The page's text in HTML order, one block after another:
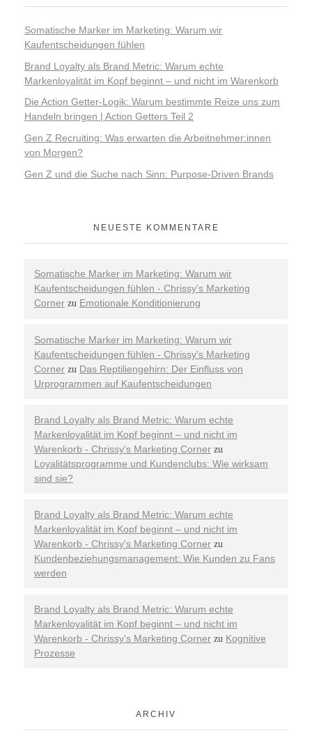
Somatische Marker im Marketing: Warum wir
Kaufentscheidungen fühlen
Brand Loyalty als Brand Metric: Warum echte
Markenloyalität im Kopf beginnt – und nicht im Warenkorb
Die Action Getter-Logik: Warum bestimmte Reize uns zum
Handeln bringen | Action Getters Teil 2
Gen Z Recruiting: Was erwarten die Arbeitnehmer:innen
von Morgen?
Gen Z und die Suche nach Sinn: Purpose-Driven Brands
NEUESTE KOMMENTARE
Somatische Marker im Marketing: Warum wir
Kaufentscheidungen fühlen - Chrissy's Marketing
Corner zu Emotionale Konditionierung
Somatische Marker im Marketing: Warum wir
Kaufentscheidungen fühlen - Chrissy's Marketing
Corner zu Das Reptiliengehirn: Der Einfluss von
Urprogrammen auf Kaufentscheidungen
Brand Loyalty als Brand Metric: Warum echte
Markenloyalität im Kopf beginnt – und nicht im
Warenkorb - Chrissy's Marketing Corner zu
Loyalitätsprogramme und Kundenclubs: Wie wirksam
sind sie?
Brand Loyalty als Brand Metric: Warum echte
Markenloyalität im Kopf beginnt – und nicht im
Warenkorb - Chrissy's Marketing Corner zu
Kundenbeziehungsmanagement: Wie Kunden zu Fans
werden
Brand Loyalty als Brand Metric: Warum echte
Markenloyalität im Kopf beginnt – und nicht im
Warenkorb - Chrissy's Marketing Corner zu Kognitive
Prozesse
ARCHIV